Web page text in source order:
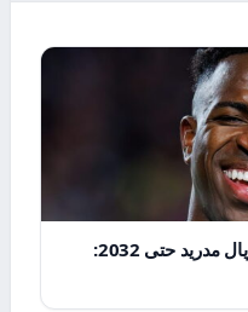
تجديد عقد فينيسيوس جونيور مع ريال مدريد حتى 2032: